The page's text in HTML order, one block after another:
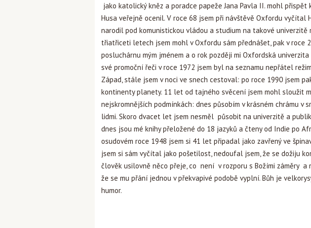
jako katolický kněz a poradce papeže Jana Pavla II. mohl přispět
Husa veřejně ocenil. V roce 68 jsem při návštěvě Oxfordu vyčítal
narodil pod komunistickou vládou a studium na takové univerzitě
třiatřiceti letech jsem mohl v Oxfordu sám přednášet, pak v roce
posluchárnu mým jménem a o rok později mi Oxfordská
své promoční řeči v roce 1972 jsem byl na seznamu nepřátel
Západ, stále jsem v noci ve snech cestoval: po roce 1990 jsem
kontinenty planety. 11 let od tajného svěcení jsem mohl sloužit
nejskromnějších podmínkách: dnes působím v krásném chrámu v
lidmi. Skoro dvacet let jsem nesměl působit na univerzitě a
dnes jsou mé knihy přeložené do 18 jazyků a čteny od Indie po
osudovém roce 1948 jsem si 41 let připadal jako zavřený ve
jsem si sám vyčítal jako pošetilost, nedoufal jsem, že se dožiju
člověk usilovně něco přeje, co není v rozporu s Božími záměry a
že se mu přání jednou v překvapivé podobě vyplní. Bůh je
humor.